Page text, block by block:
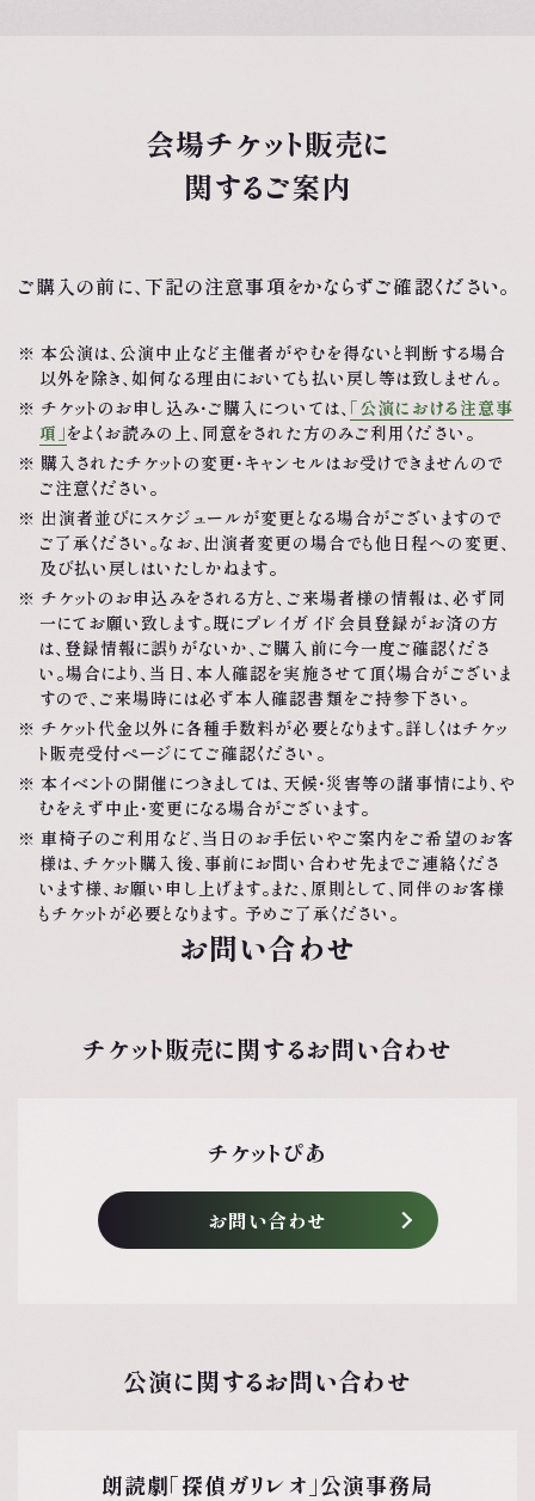
会場チケット販売に
関するご案内
ご購入の前に、下記の注意事項をかならずご確認ください。
本公演は、公演中止など主催者がやむを得ないと判断する場合
以外を除き、如何なる理由においても払い戻し等は致しません。
チケットのお申し込み・ご購入については、 「公演における注意事
項」をよくお読みの上、同意をされた方のみご利用ください。
購入されたチケットの変更・キャンセルはお受けできませんので
ご注意ください。
出演者並びにスケジュールが変更となる場合がございますので
ご了承ください。なお、出演者変更の場合でも他日程への変更、
及び払い戻しはいたしかねます。
チケットのお申込みをされる方と、ご来場者様の情報は、必ず同
一にてお願い致します。既にプレイガイド会員登録がお済の方
は、登録情報に誤りがないか、ご購入前に今一度ご確認くださ
い。場合により、当日、本人確認を実施させて頂く場合がございま
すので、ご来場時には必ず本人確認書類をご持参下さい。
チケット代金以外に各種手数料が必要となります。詳しくはチケッ
ト販売受付ページにてご確認ください。
本イベントの開催につきましては、天候・災害等の諸事情により、や
むをえず中止・変更になる場合がございます。
車椅子のご利用など、当日のお手伝いやご案内をご希望のお客
様は、チケット購入後、事前にお問い合わせ先までご連絡くださ
います様、お願い申し上げます。また、原則として、同伴のお客様
もチケットが必要となります。 予めご了承ください。
お問い合わせ
チケット販売に関するお問い合わせ
チケットぴあ
お問い合わせ
公演に関するお問い合わせ
朗読劇「探偵ガリレオ」公演事務局